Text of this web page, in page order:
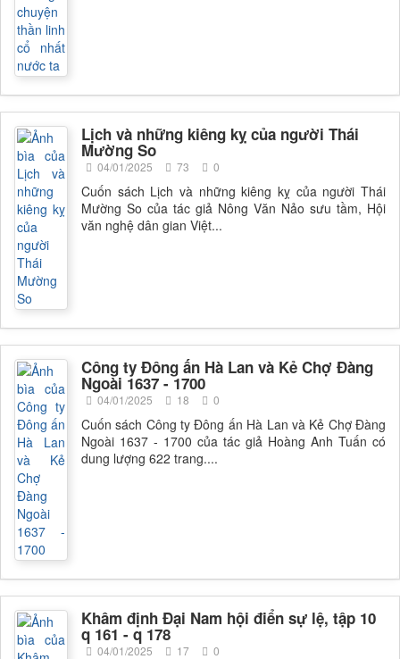
Lịch và những kiêng kỵ của người Thái
Mường So
04/01/2025 73 0
Cuốn sách Lịch và những kiêng kỵ của người Thái
Mường So của tác giả Nông Văn Nảo sưu tầm, Hội
văn nghệ dân gian Việt...
Công ty Đông ấn Hà Lan và Kẻ Chợ Đàng
Ngoài 1637 - 1700
04/01/2025 18 0
Cuốn sách Công ty Đông ấn Hà Lan và Kẻ Chợ Đàng
Ngoài 1637 - 1700 của tác giả Hoàng Anh Tuấn có
dung lượng 622 trang....
Khâm định Đại Nam hội điển sự lệ, tập 10
q 161 - q 178
04/01/2025 17 0